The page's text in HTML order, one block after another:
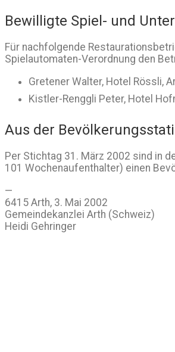
Bewilligte Spiel- und
Für nachfolgende
Spielautomaten-Verordnung den
Gretener Walter, Hotel Rössli,
Kistler-Renggli Peter, Hotel
Aus der
Per Stichtag 31. März 2002 sind in
101 Wochenaufenthalter) einen
—
6415 Arth, 3. Mai 2002
Gemeindekanzlei Arth (Schweiz)
Heidi Gehringer